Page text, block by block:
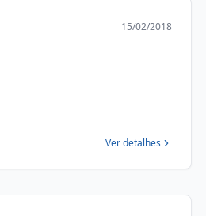
15/02/2018
Ver detalhes